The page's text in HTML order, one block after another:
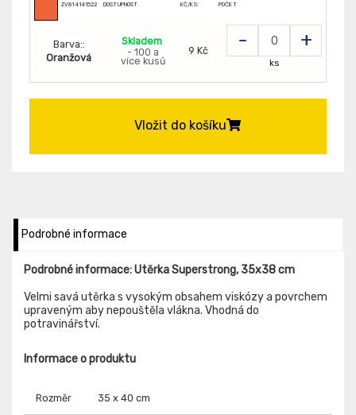
ZV814141522 DOSTUPNOST KČ/KS: POČET
Barva::
Oranžová
Skladem
- 100 a
více kusů
9 Kč - +
ks
Vložit do košíku
Podrobné informace
Podrobné informace: Utěrka Superstrong, 35x38 cm
Velmi savá utěrka s vysokým obsahem viskózy a povrchem
upraveným aby nepouštěla vlákna. Vhodná do
potravinářství.
Informace o produktu
Rozměr 35 x 40 cm